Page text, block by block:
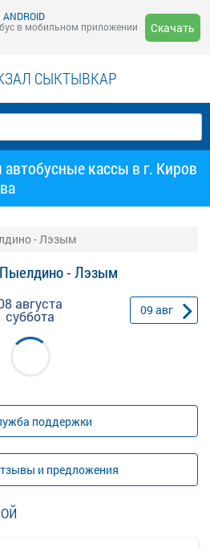
в мобильном приложении
Скачать
СЫКТЫВКАР
кассы в г. Киров
- Лэзым
Пыелдино - Лэзым
августа
суббота 09 авг
поддержки
и предложения